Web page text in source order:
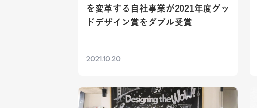
を変革する自社事業が2021年度グッ
ドデザイン賞をダブル受賞
2021.10.20